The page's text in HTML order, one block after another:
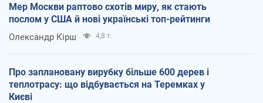
Мер Москви раптово схотів миру, як стають
послом у США й нові українські топ-рейтинги
Олександр Кірш 4,8 т.
Про заплановану вирубку більше 600 дерев і
теплотрасу: що відбувається на Теремках у
Києві